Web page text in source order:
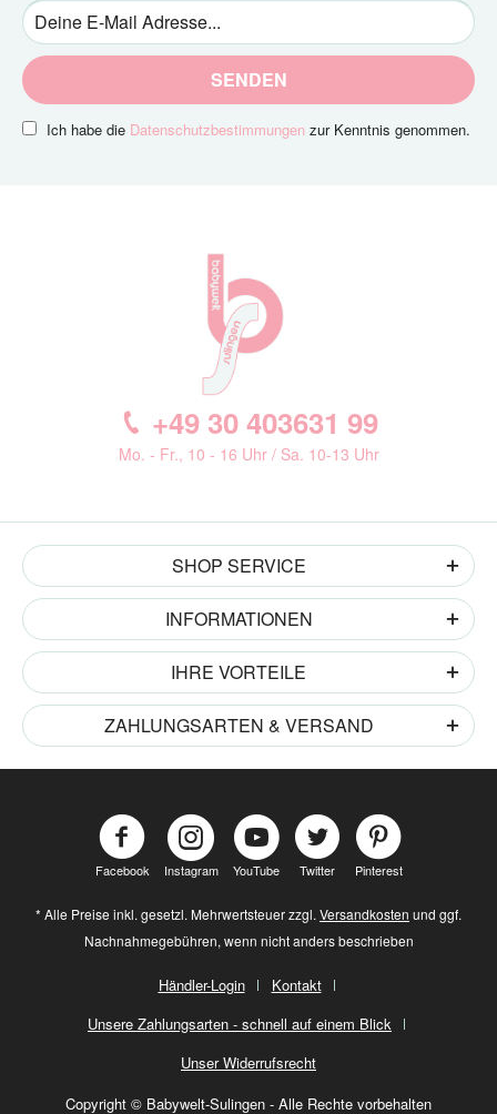
SENDEN
Ich habe die Datenschutzbestimmungen zur Kenntnis genommen.
+49 30 403631 99
Mo. - Fr., 10 - 16 Uhr / Sa. 10-13 Uhr
SHOP SERVICE
INFORMATIONEN
IHRE VORTEILE
ZAHLUNGSARTEN & VERSAND
Facebook Instagram YouTube Twitter Pinterest
* Alle Preise inkl. gesetzl. Mehrwertsteuer zzgl. Versandkosten und ggf.
Nachnahmegebühren, wenn nicht anders beschrieben
Händler-Login
Kontakt
Unsere Zahlungsarten - schnell auf einem Blick
Unser Widerrufsrecht
Copyright © Babywelt-Sulingen - Alle Rechte vorbehalten